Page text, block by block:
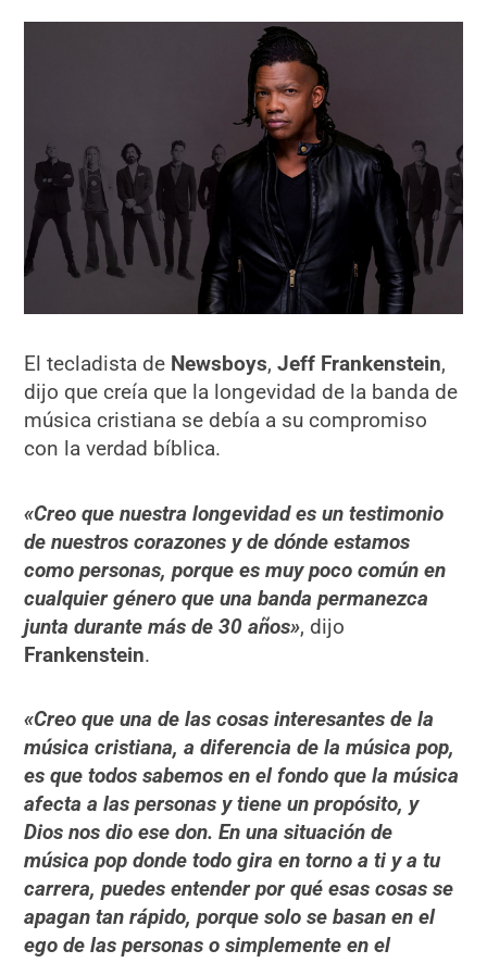
El tecladista de Newsboys,Jeff Frankenstein,
dijo que creía que la longevidad de la banda de
música cristiana se debía a su compromiso
con la verdad bíblica.
«Creo que nuestra longevidad es un testimonio
de nuestros corazones y de dónde estamos
como personas, porque es muy poco común en
cualquier género que una banda permanezca
junta durante más de 30 años», dijo
Frankenstein.
«Creo que una de las cosas interesantes de la
música cristiana, a diferencia de la música pop,
es que todos sabemos en el fondo que la música
afecta a las personas y tiene un propósito, y
Dios nos dio ese don. En una situación de
música pop donde todo gira en torno a ti y a tu
carrera, puedes entender por qué esas cosas se
apagan tan rápido, porque solo se basan en el
ego de las personas o simplemente en el